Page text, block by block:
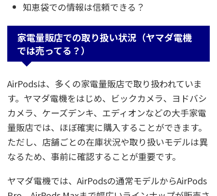
知恵袋での情報は信頼できる？
家電量販店での取り扱い状況（ヤマダ電機
では売ってる？）
AirPodsは、多くの家電量販店で取り扱われていま
す。ヤマダ電機をはじめ、ビックカメラ、ヨドバシ
カメラ、ケーズデンキ、エディオンなどの大手家電
量販店では、ほぼ確実に購入することができます。
ただし、店舗ごとの在庫状況や取り扱いモデルは異
なるため、事前に確認することが重要です。
ヤマダ電機では、AirPodsの通常モデルからAirPods